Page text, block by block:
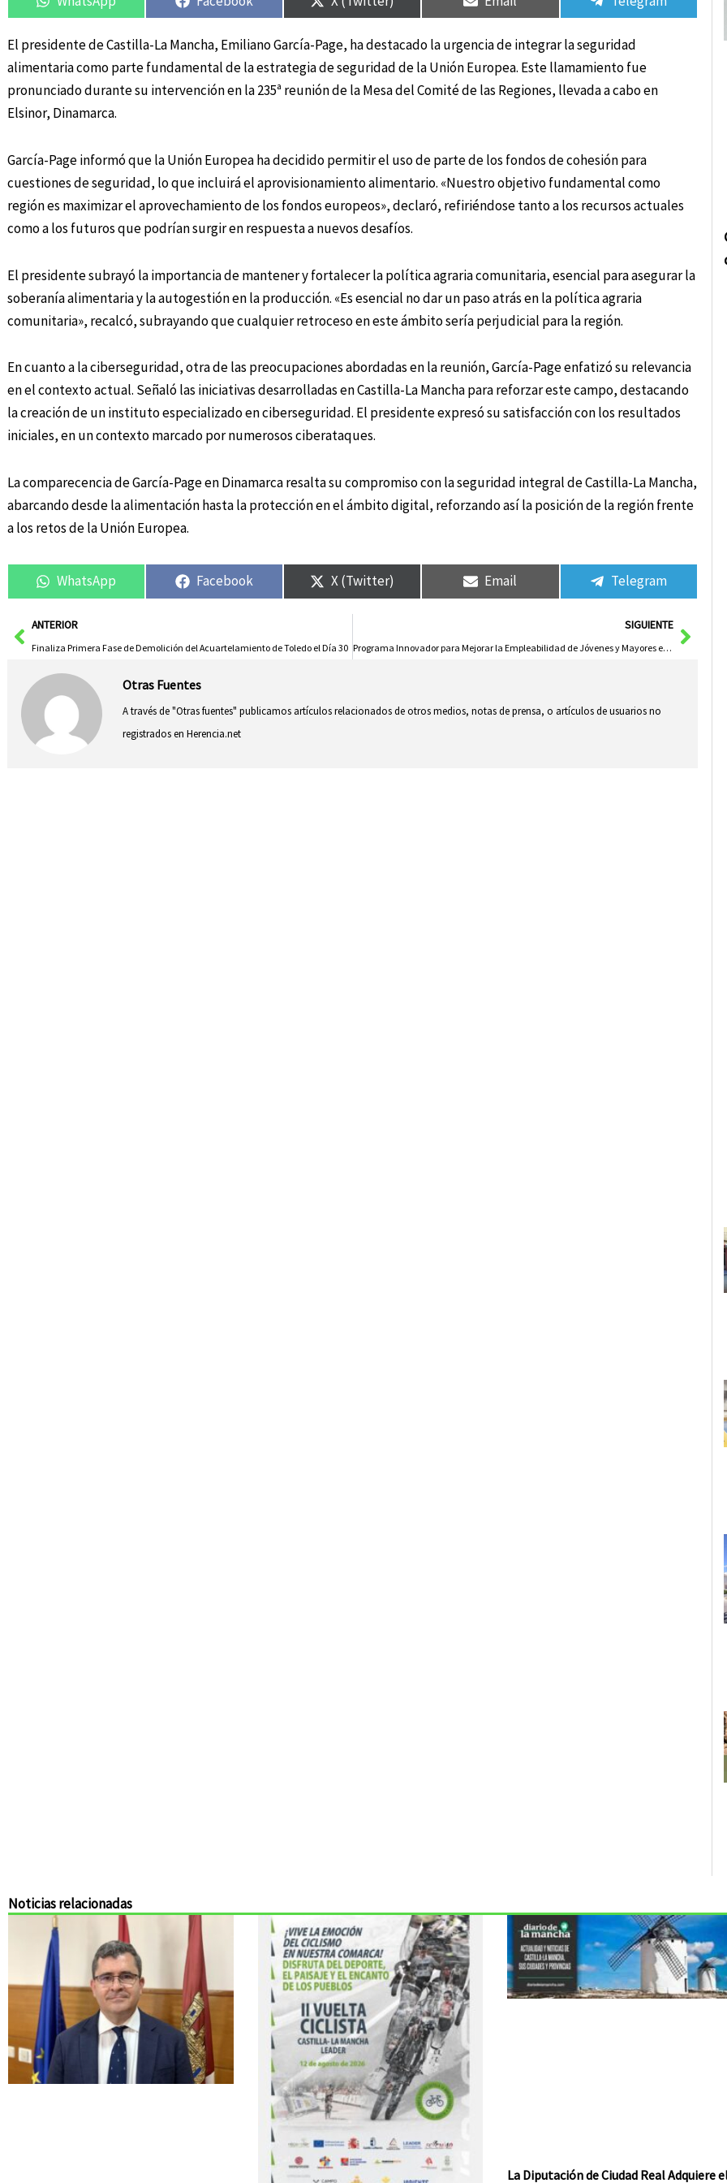
El presidente de Castilla-La Mancha, Emiliano García-Page, ha destacado la urgencia de integrar la seguridad
alimentaria como parte fundamental de la estrategia de seguridad de la Unión Europea. Este llamamiento fue
pronunciado durante su intervención en la 235ª reunión de la Mesa del Comité de las Regiones, llevada a cabo en
Elsinor, Dinamarca.
García-Page informó que la Unión Europea ha decidido permitir el uso de parte de los fondos de cohesión para
cuestiones de seguridad, lo que incluirá el aprovisionamiento alimentario. «Nuestro objetivo fundamental como
región es maximizar el aprovechamiento de los fondos europeos», declaró, refiriéndose tanto a los recursos actuales
como a los futuros que podrían surgir en respuesta a nuevos desafíos.
El presidente subrayó la importancia de mantener y fortalecer la política agraria comunitaria, esencial para asegurar la
soberanía alimentaria y la autogestión en la producción. «Es esencial no dar un paso atrás en la política agraria
comunitaria», recalcó, subrayando que cualquier retroceso en este ámbito sería perjudicial para la región.
En cuanto a la ciberseguridad, otra de las preocupaciones abordadas en la reunión, García-Page enfatizó su relevancia
en el contexto actual. Señaló las iniciativas desarrolladas en Castilla-La Mancha para reforzar este campo, destacando
la creación de un instituto especializado en ciberseguridad. El presidente expresó su satisfacción con los resultados
iniciales, en un contexto marcado por numerosos ciberataques.
La comparecencia de García-Page en Dinamarca resalta su compromiso con la seguridad integral de Castilla-La Mancha,
abarcando desde la alimentación hasta la protección en el ámbito digital, reforzando así la posición de la región frente
a los retos de la Unión Europea.
WhatsApp Facebook X (Twitter) Email Telegram
AntANTERIOR
Finaliza Primera Fase de Demolición del Acuartelamiento de Toledo el Día 30
SIGUIENTE
Programa Innovador para Mejorar la Empleabilidad de Jóvenes y Mayores en Castilla-La Mancha
Otras Fuentes
A través de "Otras fuentes" publicamos artículos relacionados de otros medios, notas de prensa, o artículos de usuarios no
registrados en Herencia.net
Noticias relacionadas
La Diputación de Ciudad Real Adquiere